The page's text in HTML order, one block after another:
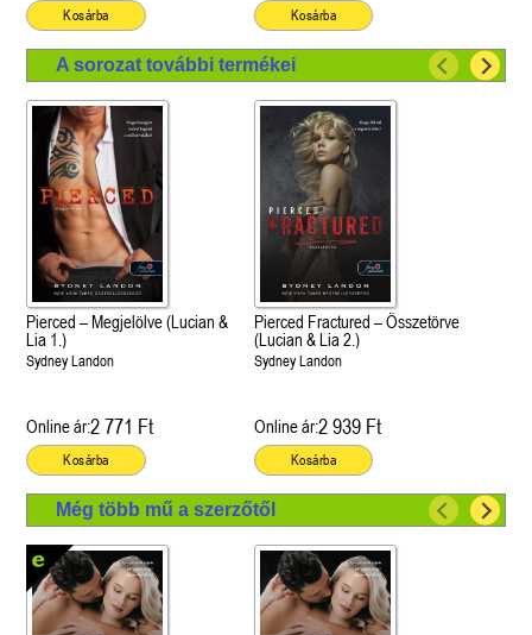
Kosárba Kosárba
A sorozat további termékei
Pierced – Megjelölve (Lucian &
Lia 1.)
Sydney Landon
Online ár:2 771 Ft
Kosárba
Pierced Fractured – Összetörve
(Lucian & Lia 2.)
Sydney Landon
Online ár:2 939 Ft
Kosárba
Még több mű a szerzőtől